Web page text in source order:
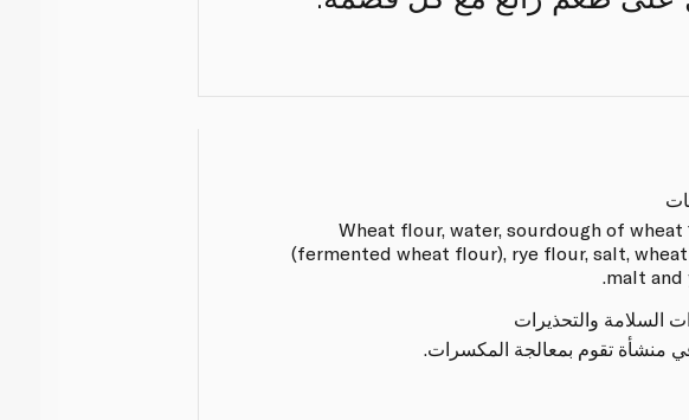
Wheat flour, water, sourdough of wheat
(fermented wheat flour), rye flour, salt,
malt and
السلامة والتحذيرات
منشأة تقوم بمعالجة المكسرات.